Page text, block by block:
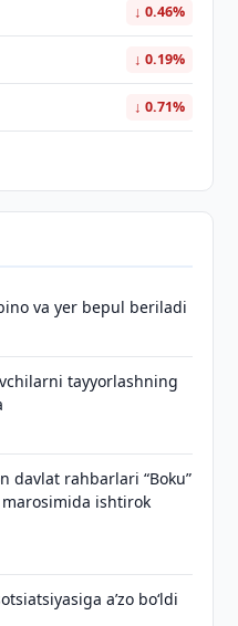
↓ 0.46%
↓ 0.19%
↓ 0.71%
va yer bepul beriladi
tayyorlashning
davlat rahbarlari “Boku”
ishtirok
aʼzo bo‘ldi